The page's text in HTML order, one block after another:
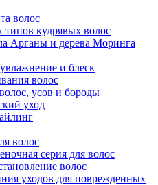
волос
типов кудрявых волос
Арганы и дерева Моринга
и блеск
волос
усов и бороды
уход
волос
серия для волос
волос
уходов для поврежденных